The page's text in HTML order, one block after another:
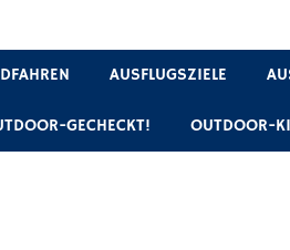
AUSFLUGSZIELE
GECHECKT! OUTDOOR-